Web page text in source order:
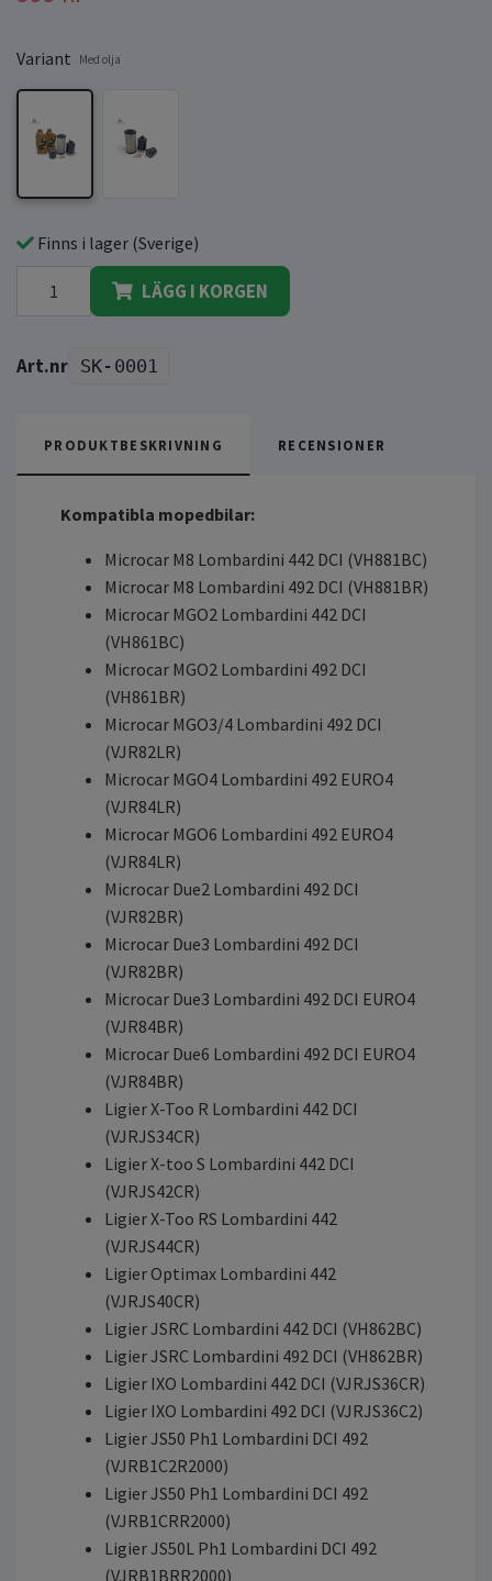
Variant Med olja
Finns i lager (Sverige)
LÄGG I KORGEN
SK-0001
PRODUKTBESKRIVNING RECENSIONER
Kompatibla mopedbilar:
Microcar M8 Lombardini 442 DCI (VH881BC)
Microcar M8 Lombardini 492 DCI (VH881BR)
Microcar MGO2 Lombardini 442 DCI
(VH861BC)
Microcar MGO2 Lombardini 492 DCI
(VH861BR)
Microcar MGO3/4 Lombardini 492 DCI
(VJR82LR)
Microcar MGO4 Lombardini 492 EURO4
(VJR84LR)
Microcar MGO6 Lombardini 492 EURO4
(VJR84LR)
Microcar Due2 Lombardini 492 DCI
(VJR82BR)
Microcar Due3 Lombardini 492 DCI
(VJR82BR)
Microcar Due3 Lombardini 492 DCI EURO4
(VJR84BR)
Microcar Due6 Lombardini 492 DCI EURO4
(VJR84BR)
Ligier X-Too R Lombardini 442 DCI
(VJRJS34CR)
Ligier X-too S Lombardini 442 DCI
(VJRJS42CR)
Ligier X-Too RS Lombardini 442
(VJRJS44CR)
Ligier Optimax Lombardini 442
(VJRJS40CR)
Ligier JSRC Lombardini 442 DCI (VH862BC)
Ligier JSRC Lombardini 492 DCI (VH862BR)
Ligier IXO Lombardini 442 DCI (VJRJS36CR)
Ligier IXO Lombardini 492 DCI (VJRJS36C2)
Ligier JS50 Ph1 Lombardini DCI 492
(VJRB1C2R2000)
Ligier JS50 Ph1 Lombardini DCI 492
(VJRB1CRR2000)
Ligier JS50L Ph1 Lombardini DCI 492
(VJRB1BRR2000)